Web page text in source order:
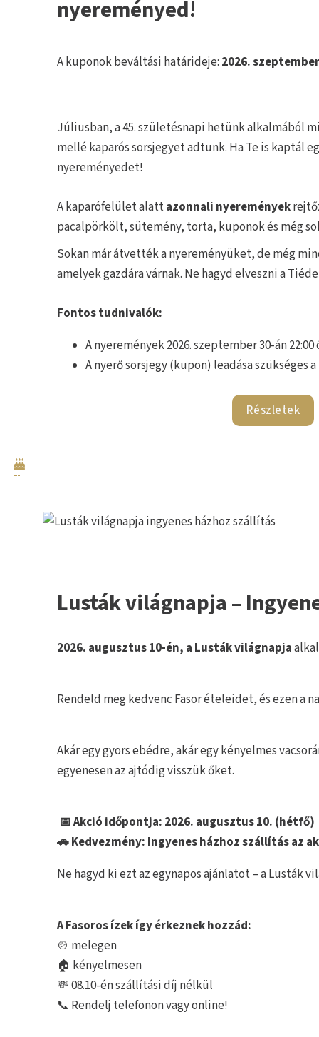
nyereményed!
A kuponok beváltási határideje: 2026.
Júliusban, a 45. születésnapi hetünk alkalmából
mellé kaparós sorsjegyet adtunk. Ha Te is kaptál
nyereményedet!
A kaparófelület alattazonnali nyeremények
pacalpörkölt, sütemény, torta, kuponok és még
Sokan már átvették a nyereményüket, de még
amelyek gazdára várnak. Ne hagyd elveszni a
Fontos tudnivalók:
A nyeremények 2026. szeptember 30-án
A nyerő sorsjegy (kupon) leadása szükséges
Részletek
Lusták világnapja –
2026. augusztus 10-én, a Lusták világnapja
Rendeld meg kedvenc Fasor ételeidet, és ezen a
Akár egy gyors ebédre, akár egy kényelmes
egyenesen az ajtódig visszük őket.
📅 Akció időpontja: 2026. augusztus 10. (hétfő)
🚗 Kedvezmény: Ingyenes házhoz szállítás az
Ne hagyd ki ezt az egynapos ajánlatot – a Lusták
A Fasoros ízek így érkeznek hozzád:
🍲 melegen
🏠 kényelmesen
💸 08.10-én szállítási díj nélkül
📞 Rendelj telefonon vagy online!